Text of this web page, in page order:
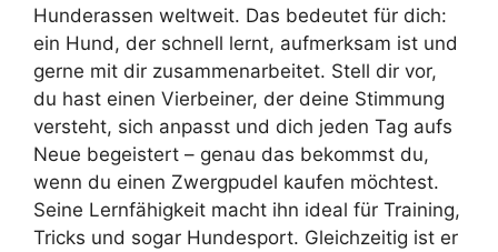
Hunderassen weltweit. Das bedeutet für dich:
ein Hund, der schnell lernt, aufmerksam ist und
gerne mit dir zusammenarbeitet. Stell dir vor,
du hast einen Vierbeiner, der deine Stimmung
versteht, sich anpasst und dich jeden Tag aufs
Neue begeistert – genau das bekommst du,
wenn du einen Zwergpudel kaufen möchtest.
Seine Lernfähigkeit macht ihn ideal für Training,
Tricks und sogar Hundesport. Gleichzeitig ist er